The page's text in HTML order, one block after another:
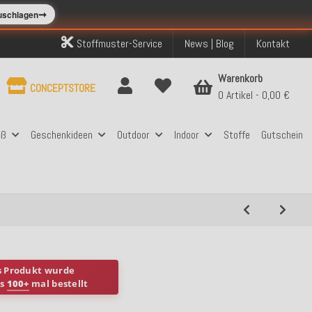
➞
Stoffmuster-Service News | Blog Kontakt
Geschenkideen Outdoor Indoor Stoffe Gutschein
CONCEPTSTORE
Warenkorb
0 Artikel
0,00 €
Produkt wurde
100+ mal bestellt